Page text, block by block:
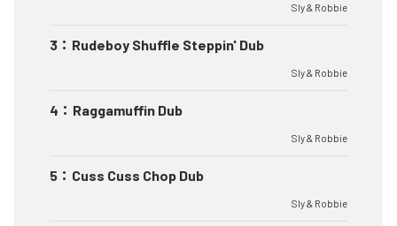
Sly & Robbie
3 ： Rudeboy Shuffle Steppin' Dub
Sly & Robbie
4 ： Raggamuffin Dub
Sly & Robbie
5 ： Cuss Cuss Chop Dub
Sly & Robbie